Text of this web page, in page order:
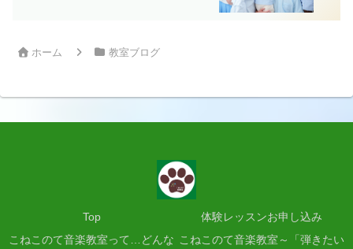
ホーム 教室ブログ
Top
体験レッスンお申し込み
こねこのて音楽教室って…どんな こねこのて音楽教室～「弾きたい